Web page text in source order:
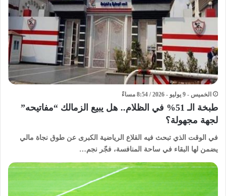
الخميس - 9 يوليو - 2026 / 8:54 مساءً
طبخة الـ 51% في الظلام.. هل يبيع الزمالك “مفاتيحه”
لجهة مجهولة؟
​في الوقت الذي تبحث فيه القلاع الرياضية الكبرى عن طوق نجاة مالي
يضمن لها البقاء في ساحة المنافسة، فجّر نجم…